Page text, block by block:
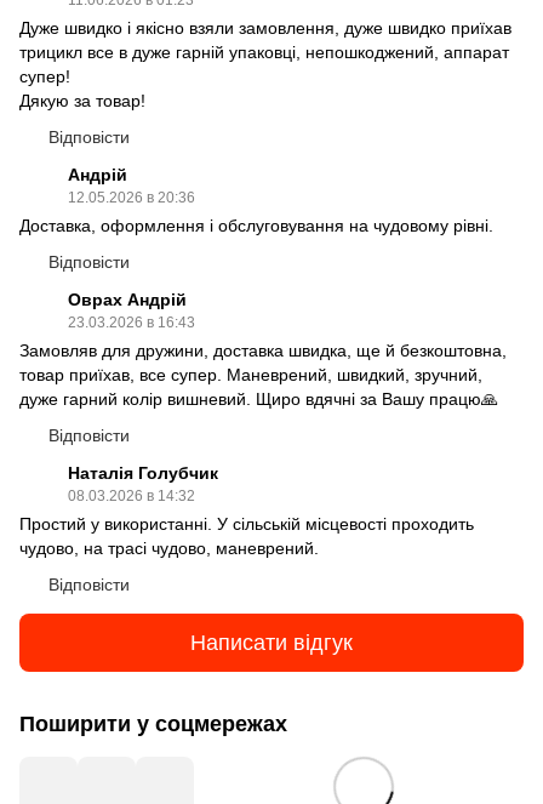
Дуже швидко і якісно взяли замовлення, дуже швидко приїхав
трицикл все в дуже гарній упаковці, непошкоджений, аппарат
супер!
Дякую за товар!
Відповісти
Андрій
12.05.2026 в 20:36
Доставка, оформлення і обслуговування на чудовому рівні.
Відповісти
Оврах Андрій
23.03.2026 в 16:43
Замовляв для дружини, доставка швидка, ще й безкоштовна,
товар приїхав, все супер. Маневрений, швидкий, зручний,
дуже гарний колір вишневий. Щиро вдячні за Вашу працю🙏
Відповісти
Наталія Голубчик
08.03.2026 в 14:32
Простий у використанні. У сільській місцевості проходить
чудово, на трасі чудово, маневрений.
Відповісти
Написати відгук
Поширити у соцмережах